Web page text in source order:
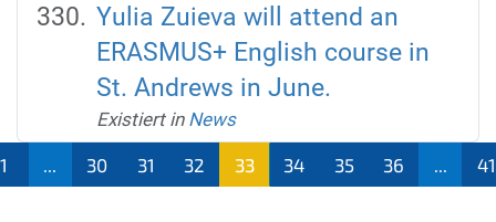
Yulia Zuieva will attend an
ERASMUS+ English course in
St. Andrews in June.
Existiert in News
1 30 31 32
33
34 35 36 41